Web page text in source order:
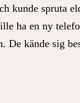
kunde spruta
ha en ny
. De kände sig